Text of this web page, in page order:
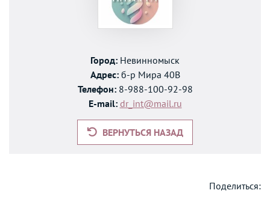
Город: Невинномыск
Адрес:б-р Мира 40В
Телефон:8-988-100-92-98
E-mail: dr_int@mail.ru
ВЕРНУТЬСЯ НАЗАД
Поделиться: